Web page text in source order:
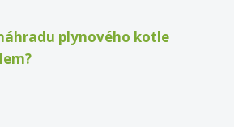
plynového kotle